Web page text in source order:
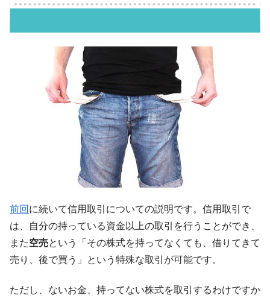
『Money1』
韓国「2026年07月の輸出入」絶好調。半導
体だけで410億ドル、輸出全体の41％もある
『Money1』
韓国･李在明「青年層の雇用状況が悪い。せ
や、若者に起業させよう」⇒ どんな雇用対策だソレ。
【韓国の外貨準備】2026年07月は4,279億ド
ル。外平債の発行「19.4億ドル」
韓国「ここは北朝鮮なのか。選管がサーバ
ーにウソのデータを入力したのは明白だ」
韓国･李在明さっそく不動産対策で浅薄な発
『Money1』
韓国は「中国と同じく」投資に不適格な国
だ。
『Money1』
『韓国銀行』が「金の保有量を増やしま
す」⇒「金を経由するドル入手」手段ではないのか？
ル」まで拡大 ⇒ 海外資金の動きに強く左右される状態
前回 に続いて信用取引についての説明です。信用取引で
は、自分の持っている資金以上の取引を行うことができ、
また空売という「その株式を持ってなくても、借りてきて
売り、後で買う」という特殊な取引が可能です。
ただし、ないお金、持ってない株式を取引するわけですか